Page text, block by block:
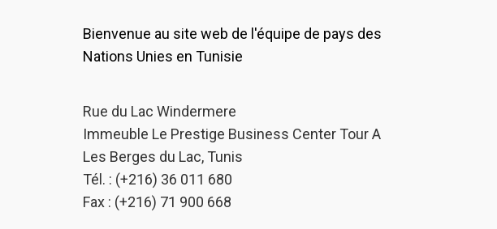
Bienvenue au site web de l'équipe de pays des
Nations Unies en Tunisie
Rue du Lac Windermere
Immeuble Le Prestige Business Center Tour A
Les Berges du Lac, Tunis
Tél. : (+216) 36 011 680
Fax : (+216) 71 900 668